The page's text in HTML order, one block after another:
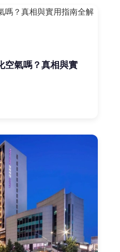
空氣嗎？真相與實